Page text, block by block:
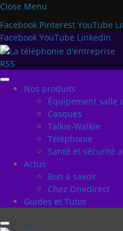
Close Menu
Facebook Pinterest YouTube
Facebook YouTube LinkedIn
RSS
Nos produits
Équipement salle
Casques
Talkie-Walkie
Téléphonie
Santé et sécurité
Actus
Bon à savoir
Chez Onedirect
Guides et Tutos